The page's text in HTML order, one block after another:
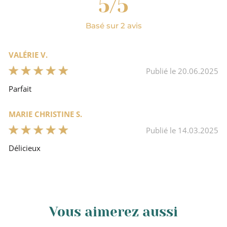
Cacao, beurre de cacao, sucre.
5/5
Basé sur 2 avis
VALÉRIE V.
Publié le 20.06.2025
Parfait
MARIE CHRISTINE S.
Publié le 14.03.2025
Délicieux
Vous aimerez aussi